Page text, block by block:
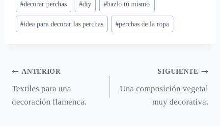
de
la
#decorar perchas #diy #hazlo tú mismo
#idea para decorar las perchas #perchas de la ropa
Navegación
de
ANTERIOR
Textiles para una
decoración flamenca.
SIGUIENTE
Una composición vegetal
muy decorativa.